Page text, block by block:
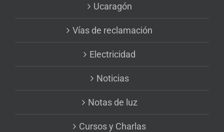
Ucaragón
Vías de reclamación
Electricidad
Noticias
Notas de luz
Cursos y Charlas